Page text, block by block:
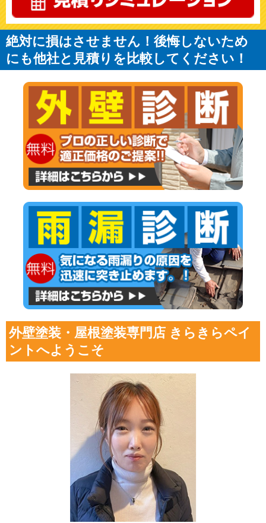
絶対に損はさせません！後悔しないため
にも他社と見積りを比較してください！
外壁塗装・屋根塗装専門店 きらきらペイ
ントへようこそ